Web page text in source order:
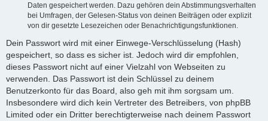
Daten gespeichert werden. Dazu gehören dein Abstimmungsverhalten
bei Umfragen, der Gelesen-Status von deinen Beiträgen oder explizit
von dir gesetzte Lesezeichen oder Benachrichtigungsfunktionen.
Dein Passwort wird mit einer Einwege-Verschlüsselung (Hash)
gespeichert, so dass es sicher ist. Jedoch wird dir empfohlen,
dieses Passwort nicht auf einer Vielzahl von Webseiten zu
verwenden. Das Passwort ist dein Schlüssel zu deinem
Benutzerkonto für das Board, also geh mit ihm sorgsam um.
Insbesondere wird dich kein Vertreter des Betreibers, von phpBB
Limited oder ein Dritter berechtigterweise nach deinem Passwort